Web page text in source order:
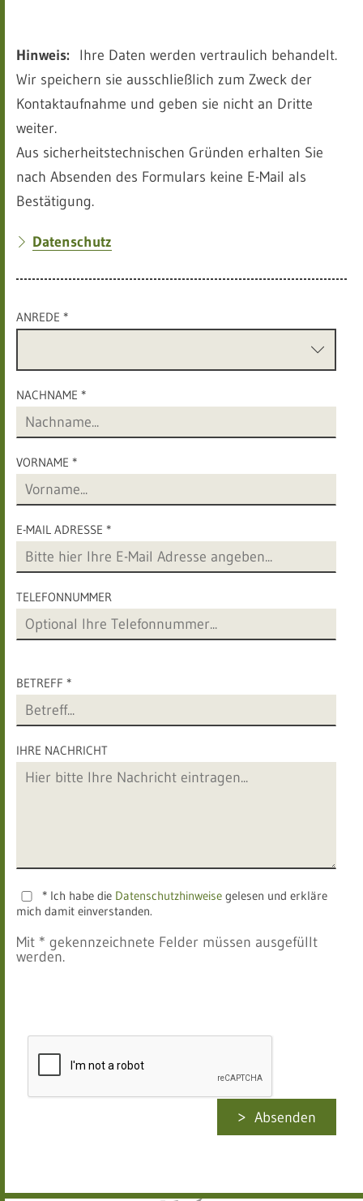
Hinweis: Ihre Daten werden vertraulich behandelt.
Wir speichern sie ausschließlich zum Zweck der
Kontaktaufnahme und geben sie nicht an Dritte
weiter.
Aus sicherheitstechnischen Gründen erhalten Sie
nach Absenden des Formulars keine E-Mail als
Bestätigung.
Datenschutz
ANREDE *
NACHNAME *
VORNAME *
E-MAIL ADRESSE *
TELEFONNUMMER
BETREFF *
IHRE NACHRICHT
* Ich habe die Datenschutzhinweise gelesen und erkläre
mich damit einverstanden.
Mit * gekennzeichnete Felder müssen ausgefüllt
werden.
Absenden